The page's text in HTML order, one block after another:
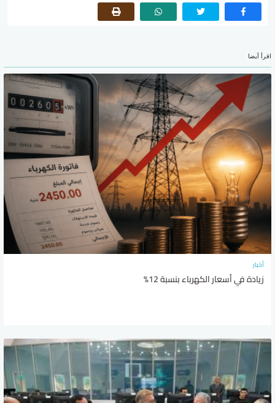
اقرأ أيضا
أخبار
زيادة في أسعار الكهرباء بنسبة 12%